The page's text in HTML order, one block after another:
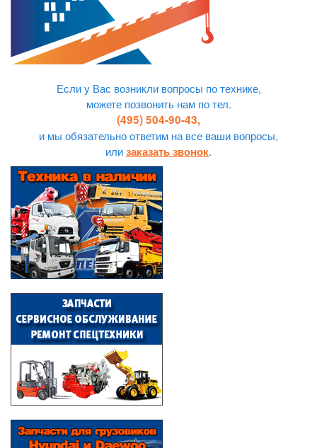
Если у Вас возникли вопросы по технике,
можете позвонить нам по тел.
(495) 504-90-43,
и мы обязательно ответим на все ваши вопросы,
илизаказать звонок.